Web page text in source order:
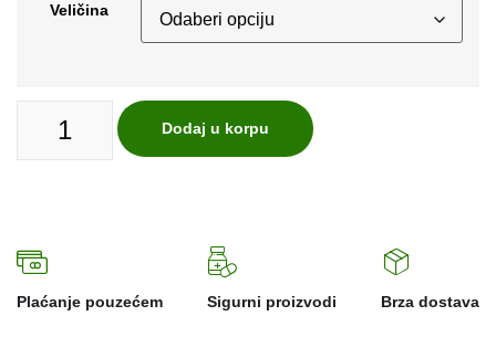
Veličina
Dodaj u korpu
Plaćanje pouzećem Sigurni proizvodi Brza dostava